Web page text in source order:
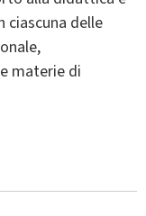
ciascuna delle
materie di